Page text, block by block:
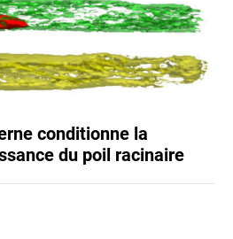
conditionne la
du poil racinaire